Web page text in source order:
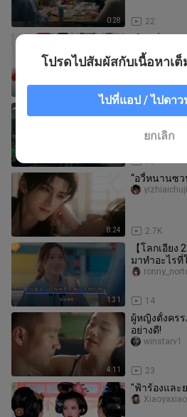
0:28 22
【รุ่นพี่สาว
รุ่นพี่สาว แต่
น้องสาว | เส้
3.1K
nanbotusiji
Wu Lei คงจ
แนวเทศกา
19
8:24
“อวี้หนานซว
2.7K
1:31
【โลกเอียง
มาทำอะไรที่
14
4:11
ผู้หญิงตั้งคร
อย่างดี!
23
winstarv1
"ฟ้าร้องและ
โปรดไปสัมผัสกับเนื้อหาเ
ไปที่แอป / ไปดา
ยกเลิก